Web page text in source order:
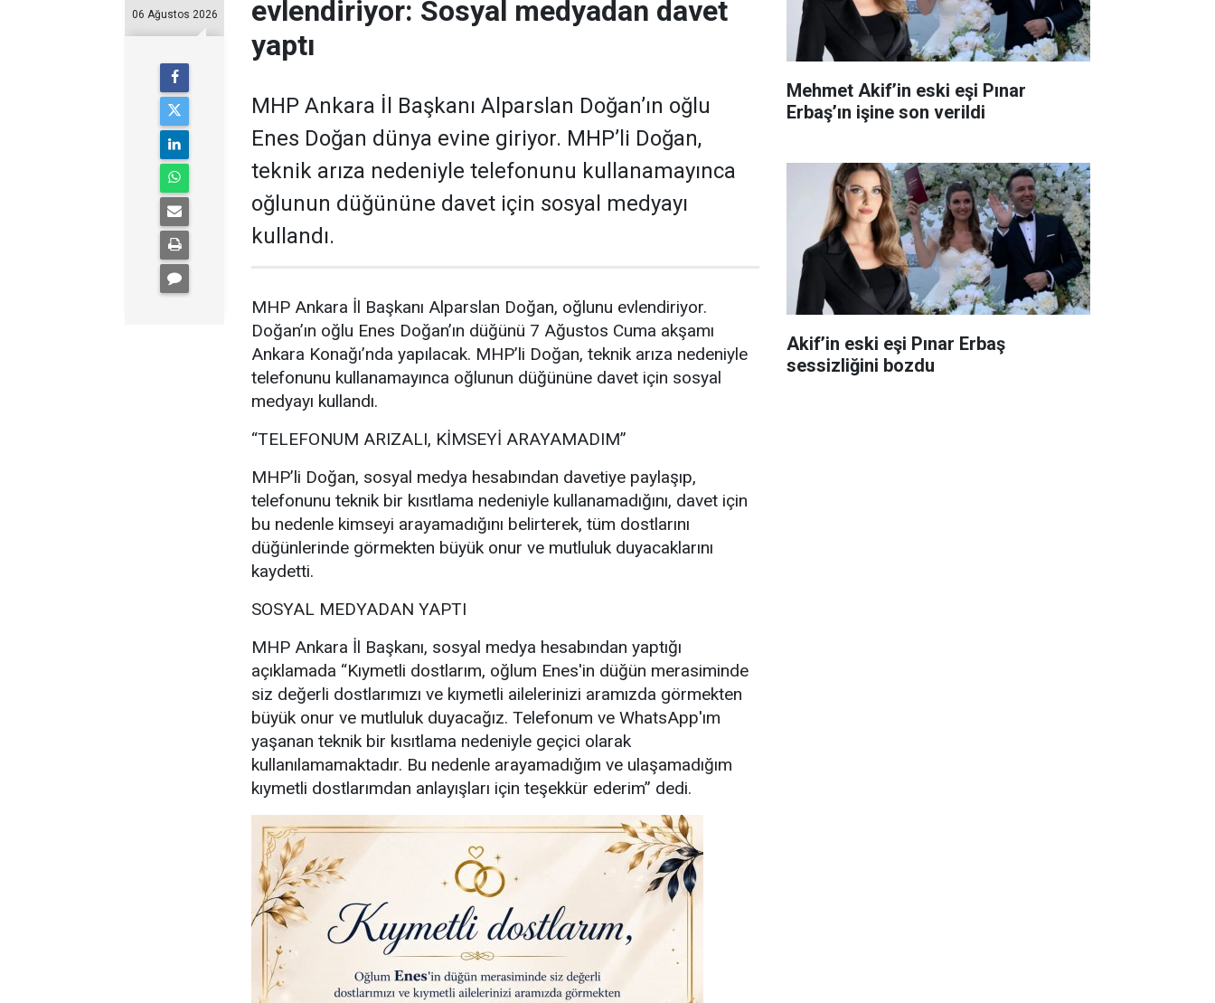
06 Ağustos 2026
evlendiriyor: Sosyal medyadan davet
yaptı
MHP Ankara İl Başkanı Alparslan Doğan’ın oğlu
Enes Doğan dünya evine giriyor. MHP’li Doğan,
teknik arıza nedeniyle telefonunu kullanamayınca
oğlunun düğününe davet için sosyal medyayı
kullandı.
MHP Ankara İl Başkanı Alparslan Doğan, oğlunu evlendiriyor.
Doğan’ın oğlu Enes Doğan’ın düğünü 7 Ağustos Cuma akşamı
Ankara Konağı’nda yapılacak. MHP’li Doğan, teknik arıza nedeniyle
telefonunu kullanamayınca oğlunun düğününe davet için sosyal
medyayı kullandı.
“TELEFONUM ARIZALI, KİMSEYİ ARAYAMADIM”
MHP’li Doğan, sosyal medya hesabından davetiye paylaşıp,
telefonunu teknik bir kısıtlama nedeniyle kullanamadığını, davet için
bu nedenle kimseyi arayamadığını belirterek, tüm dostlarını
düğünlerinde görmekten büyük onur ve mutluluk duyacaklarını
kaydetti.
SOSYAL MEDYADAN YAPTI
MHP Ankara İl Başkanı, sosyal medya hesabından yaptığı
açıklamada “Kıymetli dostlarım, oğlum Enes'in düğün merasiminde
siz değerli dostlarımızı ve kıymetli ailelerinizi aramızda görmekten
büyük onur ve mutluluk duyacağız. Telefonum ve WhatsApp'ım
yaşanan teknik bir kısıtlama nedeniyle geçici olarak
kullanılamamaktadır. Bu nedenle arayamadığım ve ulaşamadığım
kıymetli dostlarımdan anlayışları için teşekkür ederim” dedi.
Mehmet Akif’in eski eşi Pınar
Erbaş’ın işine son verildi
Akif’in eski eşi Pınar Erbaş
sessizliğini bozdu